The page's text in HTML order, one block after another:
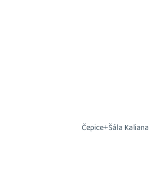
Čepice+Šála Kaliana